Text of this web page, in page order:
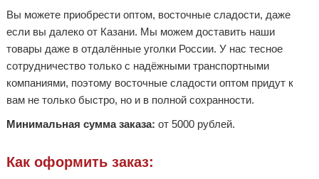
Вы можете приобрести оптом, восточные сладости, даже
если вы далеко от Казани. Мы можем доставить наши
товары даже в отдалённые уголки России. У нас тесное
сотрудничество только с надёжными транспортными
компаниями, поэтому восточные сладости оптом придут к
вам не только быстро, но и в полной сохранности.
Минимальная сумма заказа: от 5000 рублей.
Как оформить заказ: